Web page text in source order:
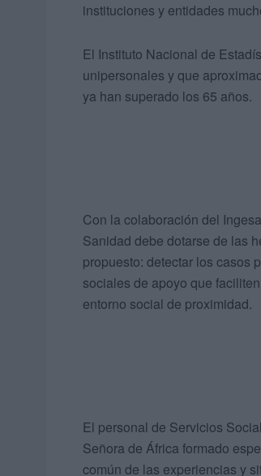
instituciones y entidades
El Instituto Nacional de
unipersonales y que
ya han superado los 65 años.
Con la colaboración del
Sanidad debe dotarse de las
propuesto: detectar los casos
sociales de apoyo que
entorno social de proximidad.
El personal de Servicios
Señora de África formado
común de las experiencias y